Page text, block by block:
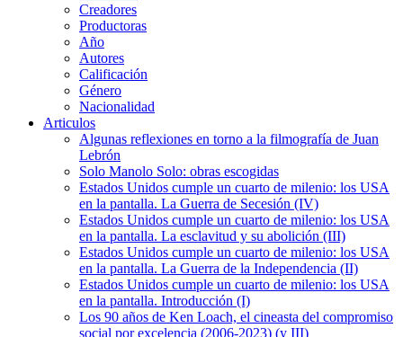
Creadores
Productoras
Año
Autores
Calificación
Género
Nacionalidad
Articulos
Algunas reflexiones en torno a la filmografía de Juan
Lebrón
Solo Manolo Solo: obras escogidas
Estados Unidos cumple un cuarto de milenio: los USA
en la pantalla. La Guerra de Secesión (IV)
Estados Unidos cumple un cuarto de milenio: los USA
en la pantalla. La esclavitud y su abolición (III)
Estados Unidos cumple un cuarto de milenio: los USA
en la pantalla. La Guerra de la Independencia (II)
Estados Unidos cumple un cuarto de milenio: los USA
en la pantalla. Introducción (I)
Los 90 años de Ken Loach, el cineasta del compromiso
social por excelencia (2006-2023) (y III)